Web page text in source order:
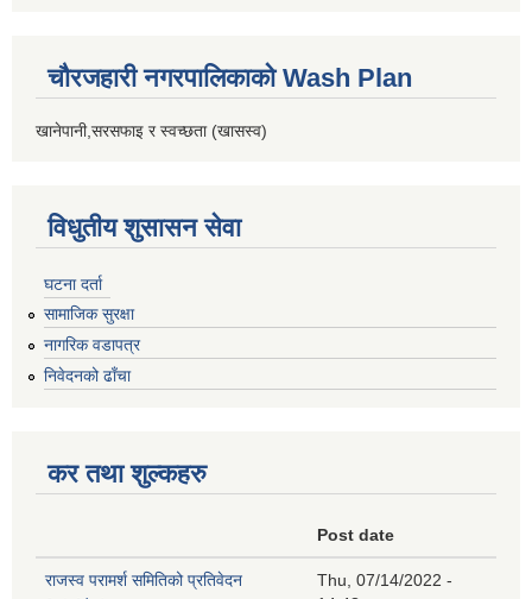
चौरजहारी नगरपालिकाको Wash Plan
खानेपानी,सरसफाइ र स्वच्छता (खासस्व)
विधुतीय शुसासन सेवा
घटना दर्ता
सामाजिक सुरक्षा
नागरिक वडापत्र
निवेदनको ढाँचा
कर तथा शुल्कहरु
Post date
राजस्व परामर्श समितिको प्रतिवेदन
Thu, 07/14/2022 -